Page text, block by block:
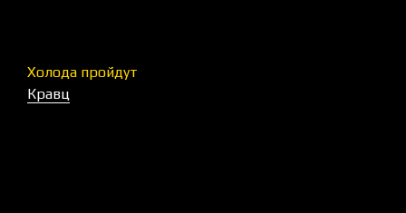
Холода пройдут
Кравц